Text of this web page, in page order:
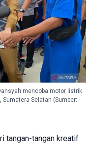
mencoba motor listrik
Sumatera Selatan (Sumber:
tangan-tangan kreatif